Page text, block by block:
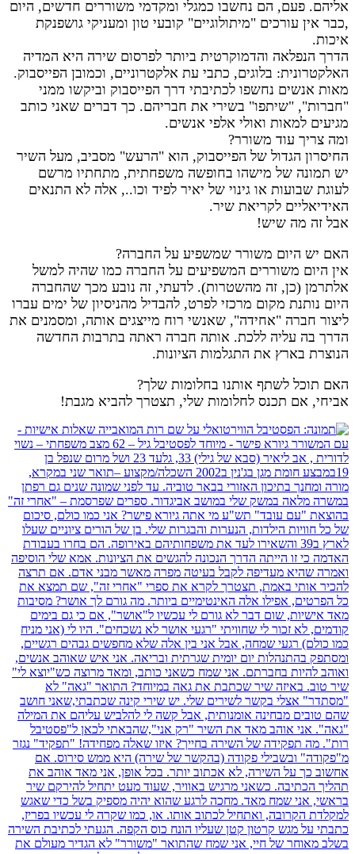
אליהם. פעם, הם נחשבו כמגלי ומקדמי משוררים חדשים, היום
,כבר אין עורכים "מיתולוגיים" קובעי טון ומעניקי גושפנקת
איכות.
הדרך הנפלאה והדמוקרטית ביותר לפרסום שירה היא המדיה
האלקטרונית: בלוגים, כתבי עת אלקטרוניים, וכמובן הפייסבוק.
מאות אנשים נחשפו לכתיבתי דרך הפייסבוק וביקשו ממני
"חברות", "שיתפו" בשירי את חבריהם. כך דברים שאני כותב
מגיעים למאות ואולי אלפי אנשים.
ומה צריך עוד משורר?
החיסרון הגדול של הפייסבוק, הוא "הרעש" מסביב, מעל השיר
יש תמונה של מישהו בחופשה משפחתית, מתחתיו מרשם
לעוגת שבועות או גינוי של יאיר לפיד וכו.., אלה לא התנאים
האידיאליים לקריאת שיר.
אבל זה מה שיש!
האם יש היום משורר שמשפיע על החברה?
אין היום משוררים המשפיעים על החברה כמו שהיה למשל
אלתרמן (כן, זה מהשטרות). לדעתי, זה נובע מכך שהחברה
היום נותנת מקום מרכזי לפרט, להבדיל מהניסיון של ימים עברו
ליצור חברה "אחידה", שאנשי רוח מייצגים אותה, ומסמנים את
הדרך בה עליה ללכת. אותה חברה ראתה בתרבות החדשה
הנוצרת בארץ את התגלמות הציונות.
האם תוכל לשתף אותנו בחלומות שלך?
אביחי, אם תכנס לחלומות שלי, תצטרך להביא מגבת!